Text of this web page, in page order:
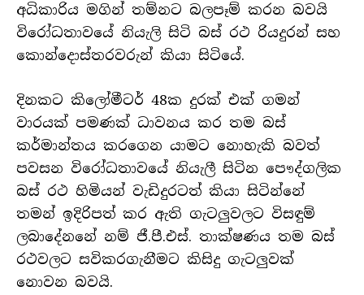
අධිකාරිය මගින් තම්නට බලපෑම් කරන බවයි
විරෝධතාවයේ නියැලි සිටි බස් රථ රියදුරන් සහ
කොන්දොස්තරවරුන් කියා සිටියේ.
දිනකට කිලෝමීටර් 48ක දුරක් එක් ගමන්
වාරයක් පමණක් ධාවනය කර තම බස්
කර්මාන්තය කරගෙන යාමට නොහැකි බවත්
පවසන විරෝධතාවයේ නියැලී සිටින පෞද්ගලික
බස් රථ හිමියන් වැඩිදුරටත් කියා සිටින්නේ
තමන් ඉදිරිපත් කර ඇති ගැටලුවලට විසඳුම්
ලබාදේනනේ නම් ජී.පී.එස්. තාක්ෂණය තම බස්
රථවලට සවිකරගැනීමට කිසිදු ගැටලුවක්
නොවන බවයි.